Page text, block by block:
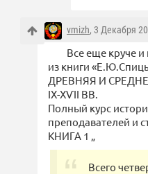
vmizh, 3 Декабря
Все еще круче
из книги
ДРЕВНЯЯ И
ІХ-ХѴІІ ВВ.
Полный курс
преподавателей и
КНИГА 1 „
Всего